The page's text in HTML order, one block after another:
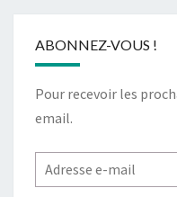
ABONNEZ-VOUS !
Pour recevoir les
email.
Adresse
e-